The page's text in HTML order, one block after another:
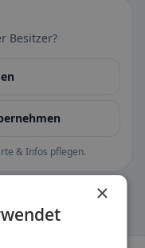
Besitzer?
& Infos pflegen.
×